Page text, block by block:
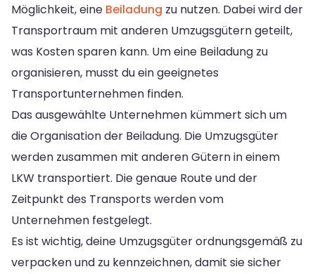
Möglichkeit, eine Beiladung zu nutzen. Dabei wird der
Transportraum mit anderen Umzugsgütern geteilt,
was Kosten sparen kann. Um eine Beiladung zu
organisieren, musst du ein geeignetes
Transportunternehmen finden.
Das ausgewählte Unternehmen kümmert sich um
die Organisation der Beiladung. Die Umzugsgüter
werden zusammen mit anderen Gütern in einem
LKW transportiert. Die genaue Route und der
Zeitpunkt des Transports werden vom
Unternehmen festgelegt.
Es ist wichtig, deine Umzugsgüter ordnungsgemäß zu
verpacken und zu kennzeichnen, damit sie sicher